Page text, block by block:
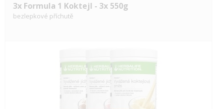
3x Formula 1 Koktejl - 3x 550g
bezlepkové příchutě